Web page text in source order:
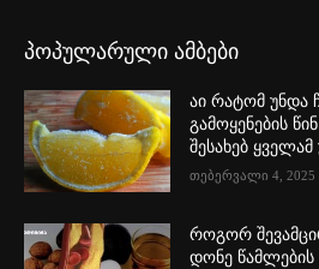
პოპულარული ამბები
აი რატომ
გამოყენების
შესახებ
თებერვალი 4, 2025
როგორ
დონე წამლების